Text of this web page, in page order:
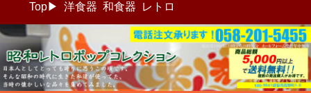
Top▶ 洋食器 和食器 レトロ